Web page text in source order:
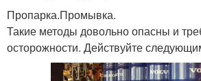
Пропарка.Промывка.
Такие методы довольно опасны и
осторожности. Действуйте